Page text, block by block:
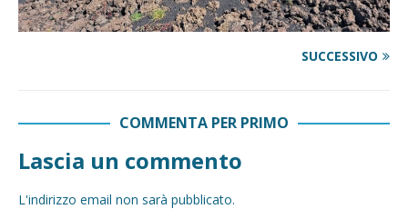
SUCCESSIVO
COMMENTA PER PRIMO
Lascia un commento
L'indirizzo email non sarà pubblicato.